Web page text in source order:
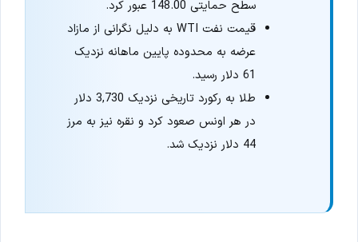
سطح حمایتی 148.00 عبور کرد.
قیمت نفت WTI به دلیل نگرانی از مازاد
عرضه به محدوده پایین ماهانه نزدیک
61 دلار رسید.
طلا به رکورد تاریخی نزدیک 3,730 دلار
در هر اونس صعود کرد و نقره نیز به مرز
44 دلار نزدیک شد.